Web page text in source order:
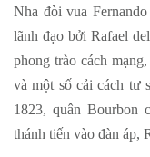
Nha đòi vua
lãnh đạo bởi Rafael
phong trào cách
và một số cải cách tư
1823, quân Bourbon
thánh tiến vào đàn áp,